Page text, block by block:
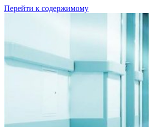
Перейти к содержимому